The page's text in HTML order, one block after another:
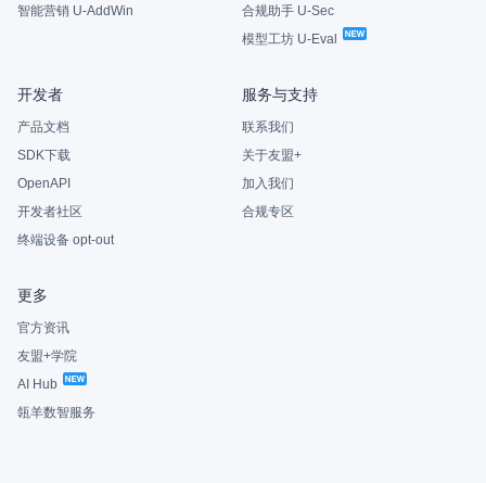
智能营销 U-AddWin
合规助手 U-Sec
模型工坊 U-Eval
开发者
产品文档
SDK下载
OpenAPI
开发者社区
终端设备 opt-out
服务与支持
联系我们
关于友盟+
加入我们
合规专区
更多
官方资讯
友盟+学院
AI Hub
瓴羊数智服务